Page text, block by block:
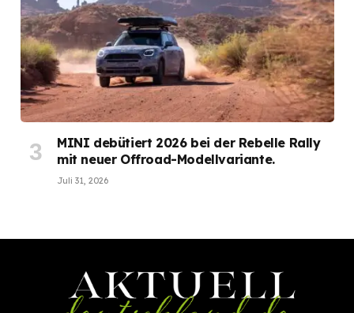
MINI debütiert 2026 bei der Rebelle Rally
mit neuer Offroad-Modellvariante.
Juli 31, 2026